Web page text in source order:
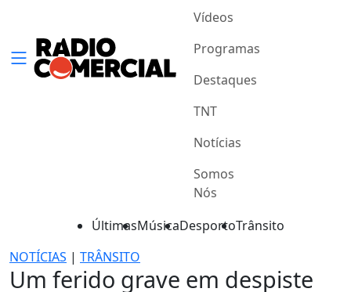
Vídeos
Programas
Destaques
TNT
Notícias
Somos
Nós
ÚltimasMúsicaDesportoTrânsito
NOTÍCIAS | TRÂNSITO
Um ferido grave em despiste